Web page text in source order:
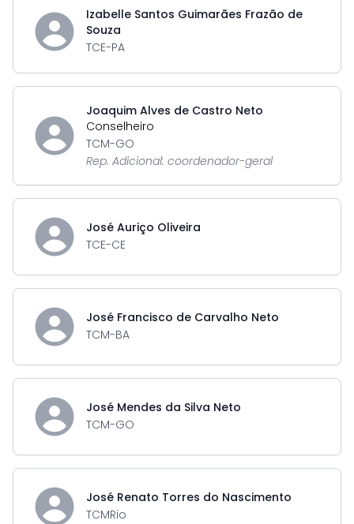
Izabelle Santos Guimarães Frazão de
Souza
TCE-PA
Joaquim Alves de Castro Neto
Conselheiro
TCM-GO
Rep. Adicional: coordenador-geral
José Auriço Oliveira
TCE-CE
José Francisco de Carvalho Neto
TCM-BA
José Mendes da Silva Neto
TCM-GO
José Renato Torres do Nascimento
TCMRio